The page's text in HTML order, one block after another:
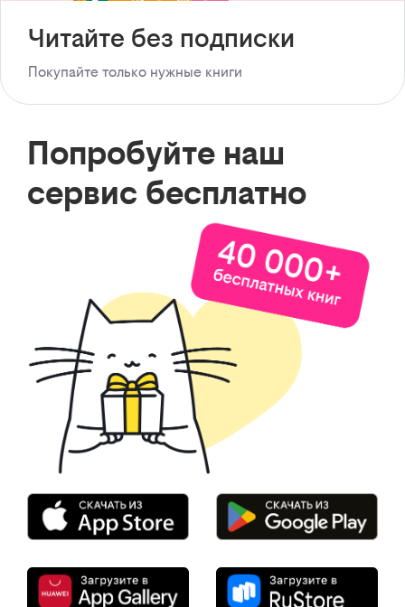
Читайте без подписки
Покупайте только нужные книги
Попробуйте наш
сервис бесплатно